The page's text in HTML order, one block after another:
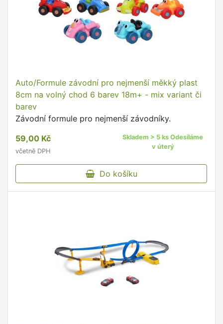
Auto/Formule závodní pro nejmenší měkký plast
8cm na volný chod 6 barev 18m+ - mix variant či
barev
Závodní formule pro nejmenší závodníky.
59,00 Kč
včetně DPH
Skladem > 5 ks Odesíláme
v úterý
Do košíku